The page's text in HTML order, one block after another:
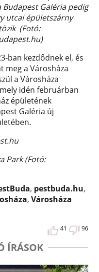
Galéria pedig
utcai épületszárny
(Fotó:
ban kezdődnek el, és
meg a Városháza
a Városháza
idén februárban
épületének
Galéria új
Park (Fotó:
, pestbuda.hu,
,Városháza
41 96
ÍRÁSOK